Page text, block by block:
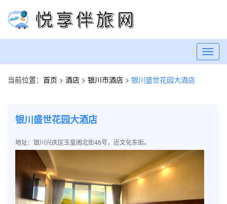
当前位置： 首页 > 酒店 > 银川市酒店 > 银川盛世花园大酒店
银川盛世花园大酒店
地址：银川兴庆区玉皇阁北街46号，近文化东街。